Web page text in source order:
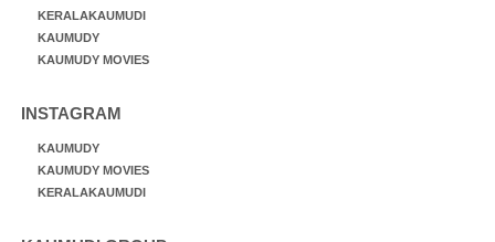
KERALAKAUMUDI
KAUMUDY
KAUMUDY MOVIES
INSTAGRAM
KAUMUDY
KAUMUDY MOVIES
KERALAKAUMUDI